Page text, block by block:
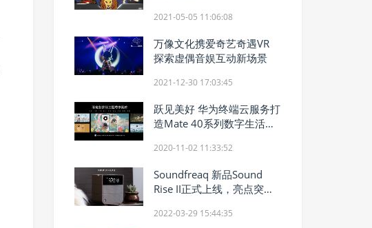
2021-05-05 11:06:08
万像文化携爱奇艺奇遇VR
探索虚偶音娱互动新场景
2021-12-30 17:03:45
跃见美好 华为终端云服务打
造Mate 40系列数字生活新
2020-11-02 11:33:52
Soundfreaq 新品Sound
Rise II正式上线，亮点突
2022-03-29 15:44:35